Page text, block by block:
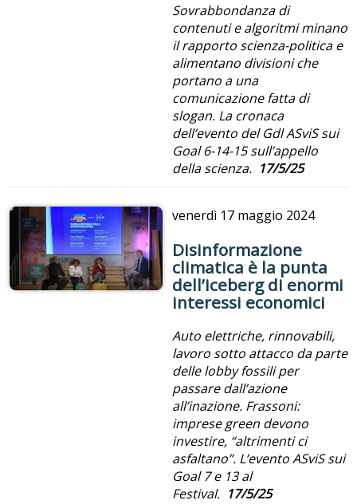
Sovrabbondanza di
contenuti e algoritmi minano
il rapporto scienza-politica e
alimentano divisioni che
portano a una
comunicazione fatta di
slogan. La cronaca
dell’evento del Gdl ASviS sui
Goal 6-14-15 sull’appello
della scienza. 17/5/25
venerdì 17 maggio 2024
Disinformazione
climatica è la punta
dell’iceberg di enormi
interessi economici
Auto elettriche, rinnovabili,
lavoro sotto attacco da parte
delle lobby fossili per
passare dall’azione
all’inazione. Frassoni:
imprese green devono
investire, “altrimenti ci
asfaltano”. L’evento ASviS sui
Goal 7 e 13 al
Festival. 17/5/25